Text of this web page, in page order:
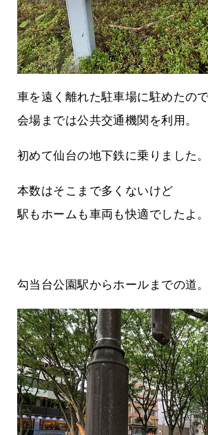
車を遠く離れた駐車場に駐めたの
会場までは公共交通機関を利用。
初めて仙台の地下鉄に乗りました。
本数はそこまで多くないけど
駅もホームも車両も快適でしたよ。
勾当台公園駅からホールまでの道。